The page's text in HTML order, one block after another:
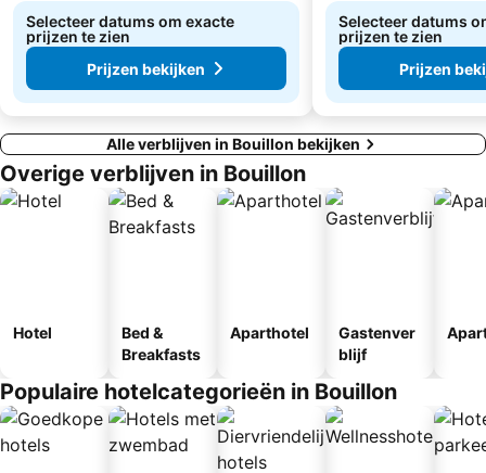
Selecteer datums om exacte
prijzen te zien
Prijzen bekijken
Selecteer datums
prijzen te zien
Prijzen
Alle verblijven in Bouillon bekijken
Overige verblijven in Bouillon
Hotel
Bed &
Breakfasts
Aparthotel
Gastenver
blijf
Populaire hotelcategorieën in Bouillon